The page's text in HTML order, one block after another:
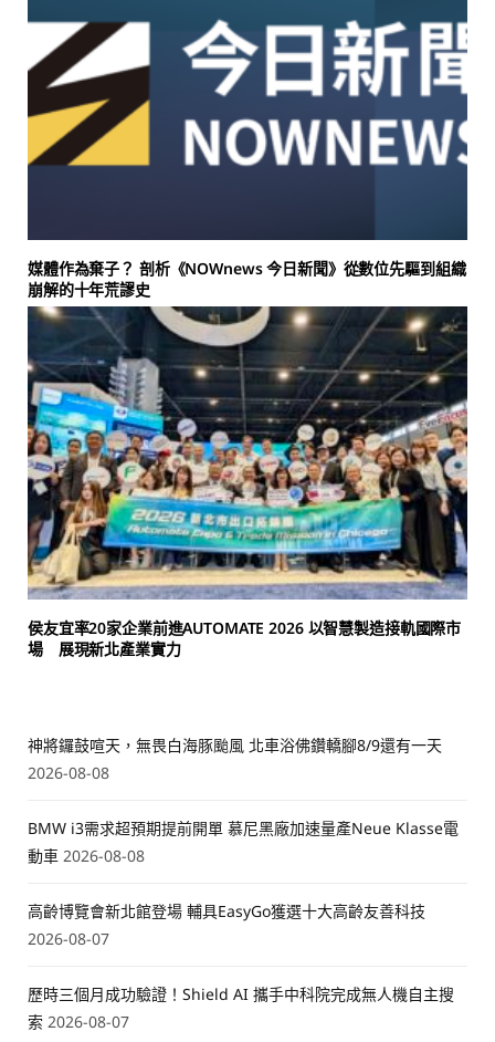
媒體作為棄子？ 剖析《NOWnews 今日新聞》從數位先驅到組織
崩解的十年荒謬史
侯友宜率20家企業前進AUTOMATE 2026 以智慧製造接軌國際市
場 展現新北產業實力
神將鑼鼓喧天，無畏白海豚颱風 北車浴佛鑽轎腳8/9還有一天
2026-08-08
BMW i3需求超預期提前開單 慕尼黑廠加速量產Neue Klasse電
動車 2026-08-08
高齡博覽會新北館登場 輔具EasyGo獲選十大高齡友善科技
2026-08-07
歷時三個月成功驗證！Shield AI 攜手中科院完成無人機自主搜
索 2026-08-07